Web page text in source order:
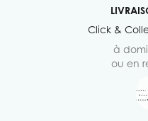
Click &
à
ou en